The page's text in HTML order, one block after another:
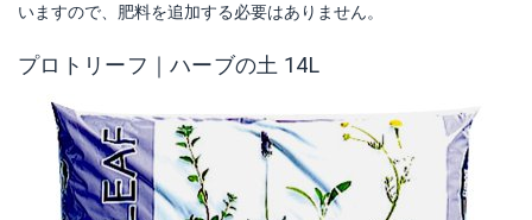
いますので、肥料を追加する必要はありません。
プロトリーフ｜ハーブの土 14L